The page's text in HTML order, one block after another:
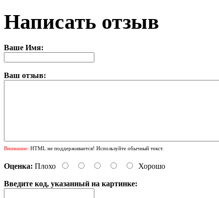
Написать отзыв
Ваше Имя:
Ваш отзыв:
Внимание: HTML не поддерживается! Используйте обычный текст.
Оценка: Плохо Хорошо
Введите код, указанный на картинке: